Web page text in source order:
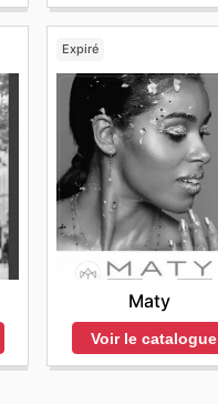
Expiré
Maty
Voir le catalogue